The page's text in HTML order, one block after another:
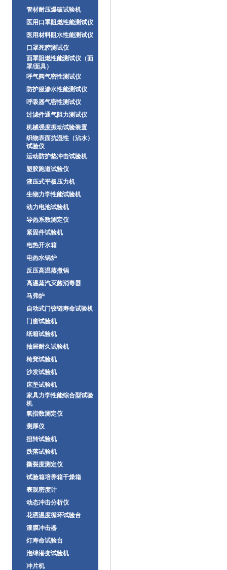
管材耐压爆破试验机
医用口罩阻燃性能测试仪
医用材料阻水性能测试仪
口罩死腔测试仪
面罩阻燃性能测试仪（面
罩/面具）
呼气阀气密性测试仪
防护服渗水性能测试仪
呼吸器气密性测试仪
过滤件通气阻力测试仪
机械强度振动试验装置
织物表面抗湿性（沾水）
试验仪
运动防护垫冲击试验机
塑胶跑道试验仪
液压式平板压力机
生物力学性能试验机
动力电池试验机
导热系数测定仪
紧固件试验机
电热开水箱
电热水锅炉
反压高温蒸煮锅
高温蒸汽灭菌消毒器
马弗炉
自动式门铰链寿命试验机
门窗试验机
纸箱试验机
抽屉耐久试验机
椅凳试验机
沙发试验机
床垫试验机
家具力学性能综合型试验
机
氧指数测定仪
测厚仪
扭转试验机
跌落试验机
撕裂度测定仪
试验箱培养箱干燥箱
表观密度计
动态冲击分析仪
花洒温度循环试验台
漆膜冲击器
灯寿命试验台
泡绵潜变试验机
冲片机